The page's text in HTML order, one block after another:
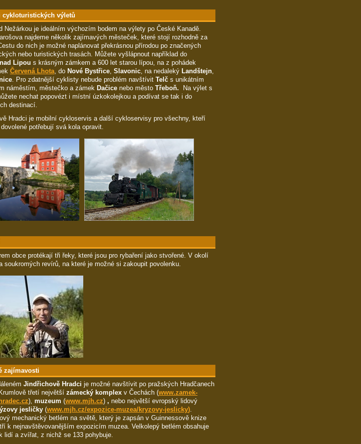
cykloturistických výletů
Nežárkou je ideálním výchozím bodem na výlety po České Kanadě.
najdeme několik zajímavých městeček, které stojí rozhodně za
do nich je možné naplánovat překrásnou přírodou po značených
nebo turistických trasách. Můžete vyšlápnout například do
Lipou s krásným zámkem a 600 let starou lípou, na z pohádek
Červená Lhota, do Nové Bystřice, Slavonic, na nedaleký Landštejn,
. Pro zdatnější cyklisty nebude problém navštívit Telč s unikátním
náměstím, městečko a zámek Dačice nebo město Třeboň.
Na výlet s
nechat popovézt i místní úzkokolejkou a podívat se tak i do
destinací.
Hradci je mobilní cykloservis a další cykloservisy pro všechny, kteří
potřebují svá kola opravit.
obce protékají tři řeky, které jsou pro rybaření jako stvořené. V okolí
soukromých revírů, na které je možné si zakoupit povolenku.
zajímavosti
Jindřichově Hradci je možné navštívit po pražských Hradčanech
třetí největší zámecký komplex v Čechách (www.zamek-
), muzeum (www.mjh.cz) , nebo největší evropský lidový
jesličky (www.mjh.cz/expozice-muzea/kryzovy-jeslicky).
mechanický betlém na světě, který je zapsán v Guinnessově knize
k nejnavštěvovanějším expozicím muzea. Velkolepý betlém obsahuje
lidí a zvířat, z nichž se 133 pohybuje.